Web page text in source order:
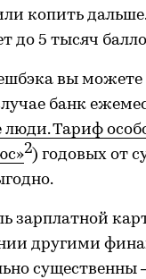
копить
до 5 тысяч
вы можете
банк
Тариф
2) годовых от
зарплатной
другими
существенны